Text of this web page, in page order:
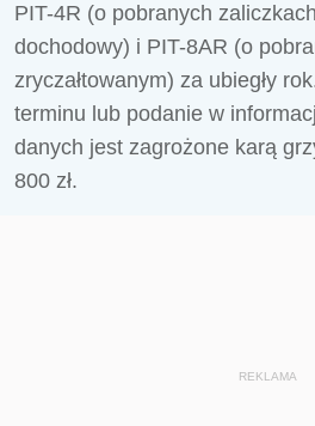
PIT-4R (o pobranych
dochodowy) i PIT-8AR (o
zryczałtowanym) za ubiegły
terminu lub podanie w
danych jest zagrożone karą
800 zł.
REKLAMA